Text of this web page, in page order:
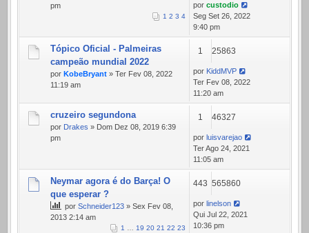
pm
1 2 3 4
por custodio
Seg Set 26, 2022
9:40 pm
Tópico Oficial - Palmeiras
campeão mundial 2022
por KobeBryant » Ter Fev 08, 2022
11:19 am
1 25863
por KiddMVP
Ter Fev 08, 2022
11:20 am
cruzeiro segundona
por Drakes » Dom Dez 08, 2019 6:39
pm
1 46327
por luisvarejao
Ter Ago 24, 2021
11:05 am
Neymar agora é do Barça! O
que esperar ?
por Schneider123 » Sex Fev 08,
2013 2:14 am
1 … 19 20 21 22 23
443 565860
por linelson
Qui Jul 22, 2021
10:36 pm